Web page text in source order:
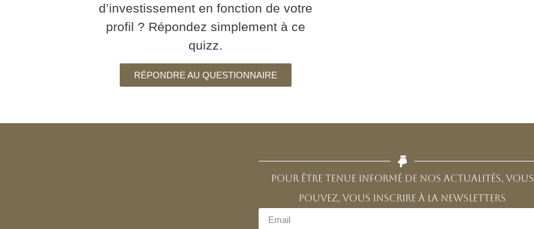
d’investissement en fonction de votre
profil ? Répondez simplement à ce
quizz.
RÉPONDRE AU QUESTIONNAIRE
Pour être tenue informé de nos actualités, vous
pouvez, vous inscrire à la newsletters